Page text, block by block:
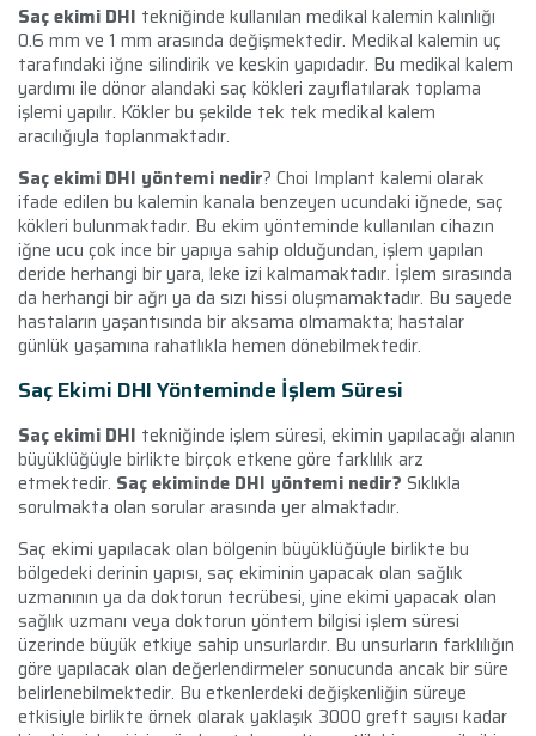
Saç ekimi DHI tekniğinde kullanılan medikal kalemin kalınlığı
0.6 mm ve 1 mm arasında değişmektedir. Medikal kalemin uç
tarafındaki iğne silindirik ve keskin yapıdadır. Bu medikal kalem
yardımı ile dönor alandaki saç kökleri zayıflatılarak toplama
işlemi yapılır. Kökler bu şekilde tek tek medikal kalem
aracılığıyla toplanmaktadır.
Saç ekimi DHI yöntemi nedir? Choi Implant kalemi olarak
ifade edilen bu kalemin kanala benzeyen ucundaki iğnede, saç
kökleri bulunmaktadır. Bu ekim yönteminde kullanılan cihazın
iğne ucu çok ince bir yapıya sahip olduğundan, işlem yapılan
deride herhangi bir yara, leke izi kalmamaktadır. İşlem sırasında
da herhangi bir ağrı ya da sızı hissi oluşmamaktadır. Bu sayede
hastaların yaşantısında bir aksama olmamakta; hastalar
günlük yaşamına rahatlıkla hemen dönebilmektedir.
Saç Ekimi DHI Yönteminde İşlem Süresi
Saç ekimi DHI tekniğinde işlem süresi, ekimin yapılacağı alanın
büyüklüğüyle birlikte birçok etkene göre farklılık arz
etmektedir. Saç ekiminde DHI yöntemi nedir? Sıklıkla
sorulmakta olan sorular arasında yer almaktadır.
Saç ekimi yapılacak olan bölgenin büyüklüğüyle birlikte bu
bölgedeki derinin yapısı, saç ekiminin yapacak olan sağlık
uzmanının ya da doktorun tecrübesi, yine ekimi yapacak olan
sağlık uzmanı veya doktorun yöntem bilgisi işlem süresi
üzerinde büyük etkiye sahip unsurlardır. Bu unsurların farklılığın
göre yapılacak olan değerlendirmeler sonucunda ancak bir süre
belirlenebilmektedir. Bu etkenlerdeki değişkenliğin süreye
etkisiyle birlikte örnek olarak yaklaşık 3000 greft sayısı kadar